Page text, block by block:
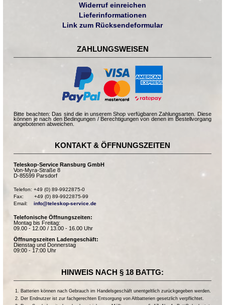
Widerruf einreichen
Lieferinformationen
Link zum Rücksendeformular
ZAHLUNGSWEISEN
Bitte beachten: Das sind die in unserem Shop verfügbaren Zahlungsarten. Diese
können je nach den Bedingungen / Berechtigungen von denen im Bestellvorgang
angebotenen abweichen.
KONTAKT & ÖFFNUNGSZEITEN
Teleskop-Service Ransburg GmbH
Von-Myra-Straße 8
D-85599 Parsdorf
Telefon: +49 (0) 89-9922875-0
Fax:       +49 (0) 89-9922875-99
Email: info@teleskop-service.de
Telefonische Öffnungszeiten:
Montag bis Freitag:
09.00 - 12.00 / 13.00 - 16.00 Uhr
Öffnungszeiten Ladengeschäft:
Dienstag und Donnerstag
09:00 - 17:00 Uhr
HINWEIS NACH § 18 BATTG:
Batterien können nach Gebrauch im Handelsgeschäft unentgeltlich zurückgegeben werden.
Der Endnutzer ist zur fachgerechten Entsorgung von Altbatterien gesetzlich verpflichtet.